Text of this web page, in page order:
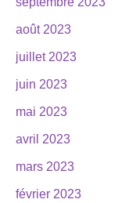
août 2023
juillet 2023
juin 2023
mai 2023
avril 2023
mars 2023
février 2023